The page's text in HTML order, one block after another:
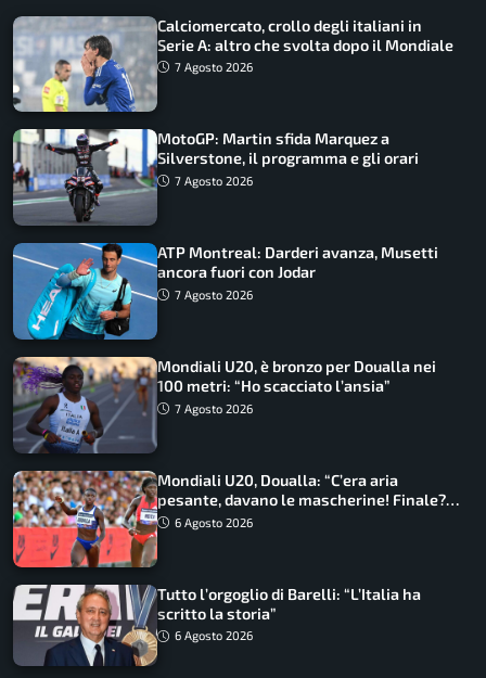
Calciomercato, crollo degli italiani in
Serie A: altro che svolta dopo il Mondiale
7 Agosto 2026
MotoGP: Martin sfida Marquez a
Silverstone, il programma e gli orari
7 Agosto 2026
ATP Montreal: Darderi avanza, Musetti
ancora fuori con Jodar
7 Agosto 2026
Mondiali U20, è bronzo per Doualla nei
100 metri: “Ho scacciato l’ansia”
7 Agosto 2026
Mondiali U20, Doualla: “C’era aria
pesante, davano le mascherine! Finale?
Non ho nulla da perdere”
6 Agosto 2026
Tutto l’orgoglio di Barelli: “L’Italia ha
scritto la storia”
6 Agosto 2026